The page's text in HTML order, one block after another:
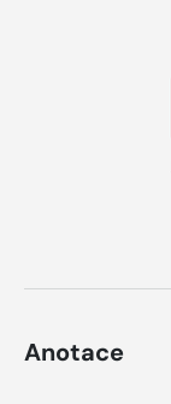
Anotace